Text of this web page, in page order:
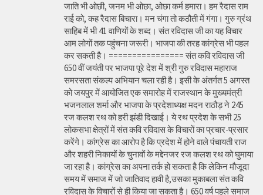
जाति भी ओछी, जनम भी ओछा, ओछा कर्म हमारा। हम रैदास राम
राई को, कह रैदास बिचारा। मन चंगा तो कठौती में गंगा। गुरु ग्रंथ
साहिब में भी 41 वाणियों के शब्द। संत रविदास जी का यह विचार
आम लोगों तक पहुंचना जरूरी। भाजपा की तरह कांग्रेस भी पहल
कर सकती है। ================ संत कवि रविदास जी
650 वीं जयंती पर भाजपा पूरे देश में श्री गुरु रविदास महाराज
समरसता संकल्प अभियान चला रही है। इसी के अंतर्गत 5 अगस्त
को जयपुर में आयोजित एक समारोह में राजस्थान के मुख्यमंत्री
भजनलाल शर्मा और भाजपा के प्रदेशाध्यक्ष मदन राठौड़ ने 245
रज कलश रथ को हरी झंडी दिखाई। ये रथ प्रदेश के सभी 25
लोकसभा क्षेत्रों में संत कवि रविदास के विचारों का प्रचार-प्रसार
करेंगे। कांग्रेस का आरोप है कि प्रदेश में होने वाले पंचायती राज
और शहरी निकायों के चुनावों के मद्देनजर रज कलश रथ को घुमाया
जा रहा है। कांग्रेस का अपना तर्क हो सकता है कि लेकिन मौजूदा
समय में समाज में जो जातिवाद हावी है,उसका मुकाबला संत कवि
रविदास के विचारों से ही किया जा सकता है। 650 वर्ष पहले समाज